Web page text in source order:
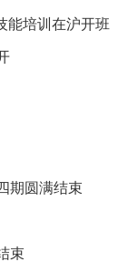
能培训在沪开班
期圆满结束
束